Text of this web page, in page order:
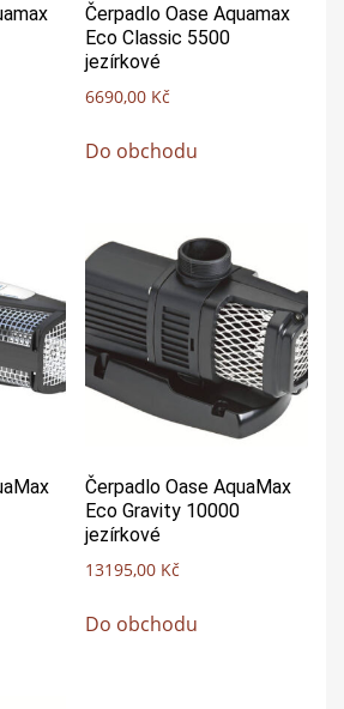
Čerpadlo Oase Aquamax
Eco Classic 5500
jezírkové
6690,00 Kč
Do obchodu
Čerpadlo Oase AquaMax
Eco Gravity 10000
jezírkové
13195,00 Kč
Do obchodu